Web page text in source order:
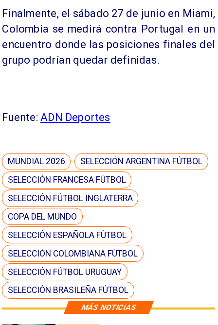
MÁS NOTICIAS
Finalmente, el sábado 27 de junio en Miami,
Colombia se medirá contra Portugal en un
encuentro donde las posiciones finales del
grupo podrían quedar definidas.
Fuente: ADN Deportes
MUNDIAL 2026
SELECCIÓN ARGENTINA FÚTBOL
SELECCIÓN FRANCESA FÚTBOL
SELECCIÓN FÚTBOL INGLATERRA
COPA DEL MUNDO
SELECCIÓN ESPAÑOLA FÚTBOL
SELECCIÓN COLOMBIANA FÚTBOL
SELECCIÓN FÚTBOL URUGUAY
SELECCIÓN BRASILEÑA FÚTBOL